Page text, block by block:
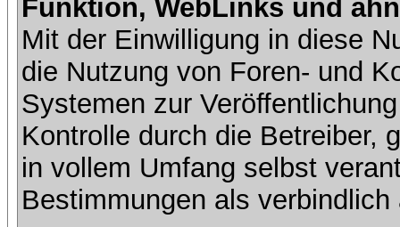
Funktion, WebLinks und
Mit der Einwilligung in diese
die Nutzung von Foren- und
Systemen zur
Kontrolle durch die Betreiber,
in vollem Umfang selbst
Bestimmungen als verbindlich